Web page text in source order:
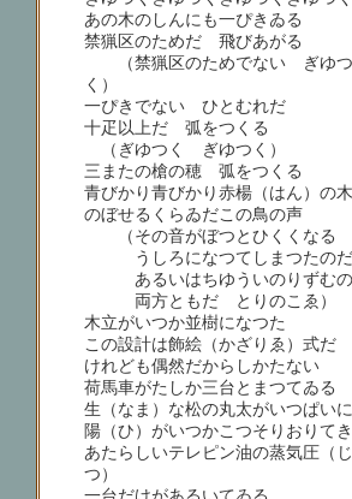
あの木のしんにも一ぴきゐる
禁猟区のためだ 飛びあがる
（禁猟区のためでない ぎゆつ
く）
一ぴきでない ひとむれだ
十疋以上だ 弧をつくる
（ぎゆつく ぎゆつく）
三またの槍の穂 弧をつくる
青びかり青びかり赤楊（はん）の
のぼせるくらゐだこの鳥の声
（その音がぼつとひくくなる
うしろになつてしまつたのだ
あるいはちゆういのりずむの
両方ともだ とりのこゑ）
木立がいつか並樹になつた
この設計は飾絵（かざりゑ）式だ
けれども偶然だからしかたない
荷馬車がたしか三台とまつてゐる
生（なま）な松の丸太がいつぱい
陽（ひ）がいつかこつそりおりて
あたらしいテレピン油の蒸気圧（
つ）